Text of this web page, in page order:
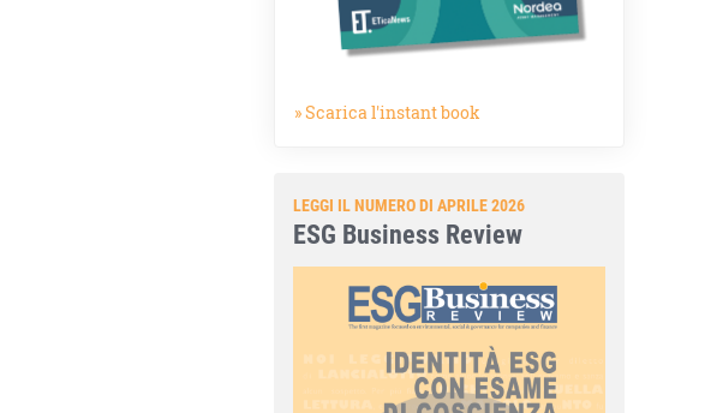
» Scarica l'instant book
LEGGI IL NUMERO DI APRILE 2026
ESG Business Review